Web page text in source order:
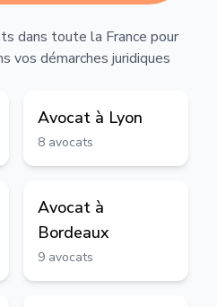
dans toute la France pour
vos démarches juridiques
Avocat à Lyon
8 avocats
Avocat à
Bordeaux
9 avocats